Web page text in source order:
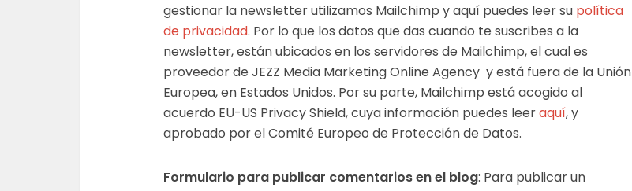
gestionar la newsletter utilizamos Mailchimp y aquí puedes leer su política
de privacidad. Por lo que los datos que das cuando te suscribes a la
newsletter, están ubicados en los servidores de Mailchimp, el cual es
proveedor de JEZZ Media Marketing Online Agency y está fuera de la Unión
Europea, en Estados Unidos. Por su parte, Mailchimp está acogido al
acuerdo EU-US Privacy Shield, cuya información puedes leeraquí, y
aprobado por el Comité Europeo de Protección de Datos.
Formulario para publicar comentarios en el blog: Para publicar un